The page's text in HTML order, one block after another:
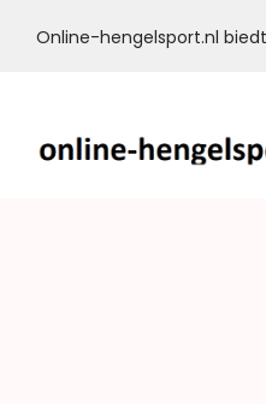
Online-hengelsport.nl